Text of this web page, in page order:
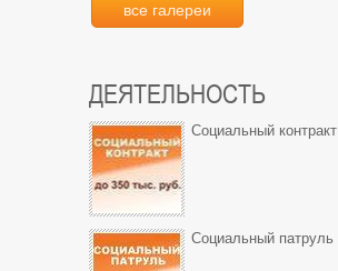
все галереи
ДЕЯТЕЛЬНОСТЬ
Социальный контракт
Социальный патруль